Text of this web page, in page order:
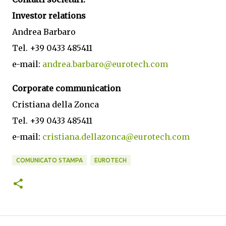
Investor relations
Andrea Barbaro
Tel. +39 0433 485411
e-mail: andrea.barbaro@eurotech.com
Corporate communication
Cristiana della Zonca
Tel. +39 0433 485411
e-mail: cristiana.dellazonca@eurotech.com
COMUNICATO STAMPA EUROTECH